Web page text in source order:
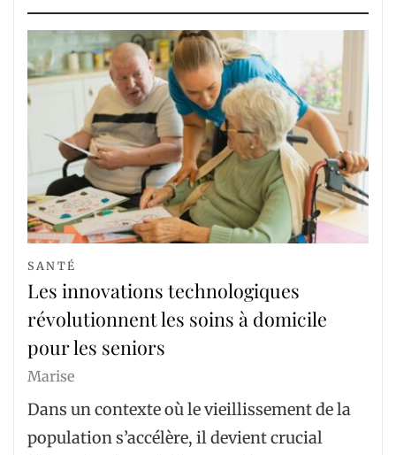
SANTÉ
Les innovations technologiques
révolutionnent les soins à domicile
pour les seniors
Marise
Dans un contexte où le vieillissement de la
population s’accélère, il devient crucial